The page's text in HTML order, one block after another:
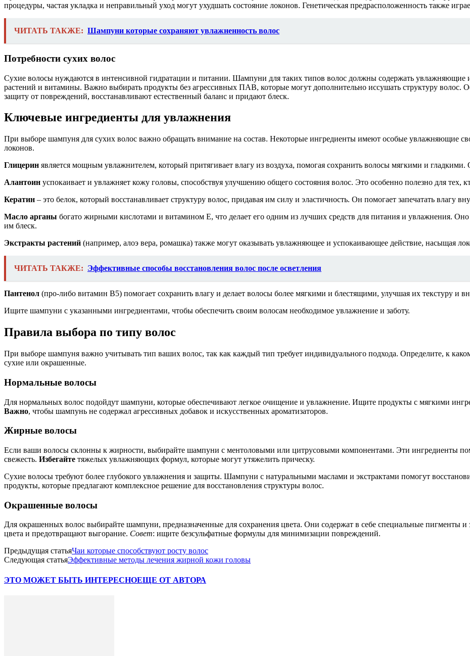
процедуры, частая укладка и неправильный уход могут ухудшать состояние локонов. Генетическая предрасположенность также
ЧИТАТЬ ТАКЖЕ: Шампуни которые сохраняют увлажненность волос
Потребности сухих волос
Сухие волосы нуждаются в интенсивной гидратации и питании. Шампуни для таких типов волос должны содержать увлажняющие
растений и витамины. Важно выбирать продукты без агрессивных ПАВ, которые могут дополнительно иссушать структуру волос.
защиту от повреждений, восстанавливают естественный баланс и придают блеск.
Ключевые ингредиенты для увлажнения
При выборе шампуня для сухих волос важно обращать внимание на состав. Некоторые ингредиенты имеют особые увлажняющие
локонов.
Глицерин является мощным увлажнителем, который притягивает влагу из воздуха, помогая сохранить волосы мягкими и
Алантоин успокаивает и увлажняет кожу головы, способствуя улучшению общего состояния волос. Это особенно полезно для тех,
Кератин – это белок, который восстанавливает структуру волос, придавая им силу и эластичность. Он помогает запечатать влагу
Масло арганы богато жирными кислотами и витамином Е, что делает его одним из лучших средств для питания и увлажнения.
им блеск.
Экстракты растений (например, алоэ вера, ромашка) также могут оказывать увлажняющее и успокаивающее действие, насыщая
ЧИТАТЬ ТАКЖЕ: Эффективные способы восстановления волос после осветления
Пантенол (про-либо витамин B5) помогает сохранить влагу и делает волосы более мягкими и блестящими, улучшая их текстуру и
Ищите шампуни с указанными ингредиентами, чтобы обеспечить своим волосам необходимое увлажнение и заботу.
Правила выбора по типу волос
При выборе шампуня важно учитывать тип ваших волос, так как каждый тип требует индивидуального подхода. Определите, к
сухие или окрашенные.
Нормальные волосы
Для нормальных волос подойдут шампуни, которые обеспечивают легкое очищение и увлажнение. Ищите продукты с мягкими
Важно, чтобы шампунь не содержал агрессивных добавок и искусственных ароматизаторов.
Жирные волосы
Если ваши волосы склонны к жирности, выбирайте шампуни с ментоловыми или цитрусовыми компонентами. Эти ингредиенты
свежесть. Избегайте тяжелых увлажняющих формул, которые могут утяжелить прическу.
Сухие волосы требуют более глубокого увлажнения и защиты. Шампуни с натуральными маслами и экстрактами помогут
продукты, которые предлагают комплексное решение для восстановления структуры волос.
Окрашенные волосы
Для окрашенных волос выбирайте шампуни, предназначенные для сохранения цвета. Они содержат в себе специальные пигменты
цвета и предотвращают выгорание. Совет: ищите безсульфатные формулы для минимизации повреждений.
Предыдущая статьяЧаи которые способствуют росту волос
Следующая статьяЭффективные методы лечения жирной кожи головы
ЭТО МОЖЕТ БЫТЬ ИНТЕРЕСНОЕЩЕ ОТ АВТОРА